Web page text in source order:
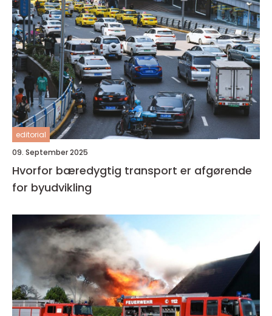
editorial
09. September 2025
Hvorfor bæredygtig transport er afgørende
for byudvikling